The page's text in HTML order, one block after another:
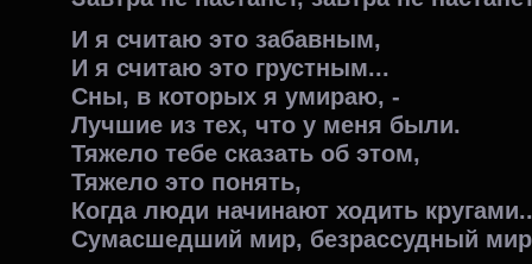
И я считаю это забавным,
И я считаю это грустным...
Сны, в которых я умираю, -
Лучшие из тех, что у меня были.
Тяжело тебе сказать об этом,
Тяжело это понять,
Когда люди начинают ходить
Сумасшедший мир, безрассудный